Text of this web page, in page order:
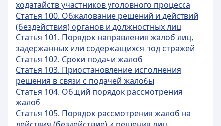
ходатайств участников уголовного процесса
Статья 100. Обжалование решений и действий
(бездействия) органов и должностных лиц
Статья 101. Порядок направления жалоб лиц,
задержанных или содержащихся под стражей
Статья 102. Сроки подачи жалоб
Статья 103. Приостановление исполнения
решения в связи с подачей жалобы
Статья 104. Общий порядок рассмотрения
жалоб
Статья 105. Порядок рассмотрения жалоб на